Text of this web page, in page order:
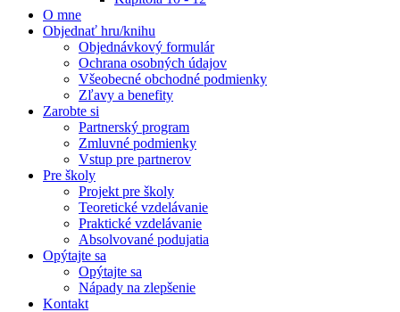
O mne
Objednať hru/knihu
Objednávkový formulár
Ochrana osobných údajov
Všeobecné obchodné podmienky
Zľavy a benefity
Zarobte si
Partnerský program
Zmluvné podmienky
Vstup pre partnerov
Pre školy
Projekt pre školy
Teoretické vzdelávanie
Praktické vzdelávanie
Absolvované podujatia
Opýtajte sa
Opýtajte sa
Nápady na zlepšenie
Kontakt